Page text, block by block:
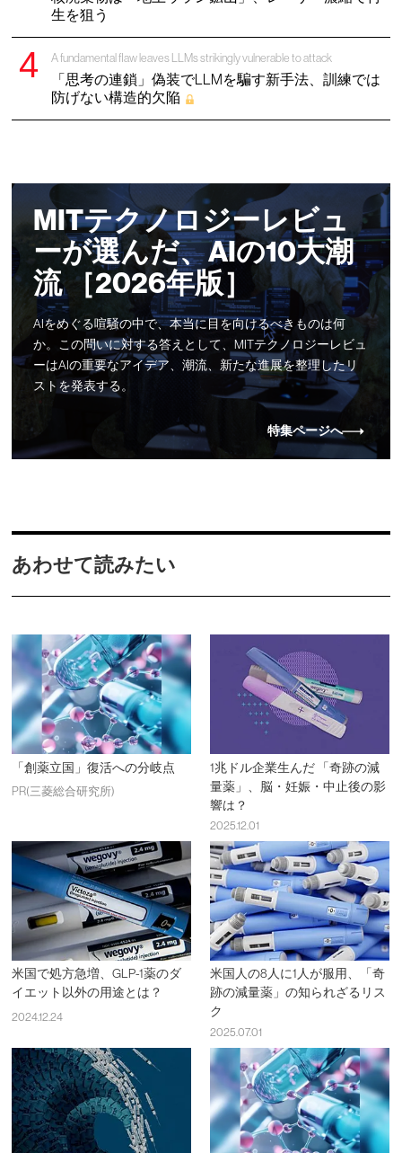
生を狙う
A fundamental flaw leaves LLMs strikingly vulnerable to attack
「思考の連鎖」偽装でLLMを騙す新手法、訓練では
防げない構造的欠陥
MITテクノロジーレビュ
ーが選んだ、AIの10大潮
流 ［2026年版］
AIをめぐる喧騒の中で、本当に目を向けるべきものは何
か。この問いに対する答えとして、MITテクノロジーレビュ
ーはAIの重要なアイデア、潮流、新たな進展を整理したリ
ストを発表する。
特集ページへ
あわせて読みたい
「創薬立国」復活への分岐点
PR(三菱総合研究所)
1兆ドル企業生んだ 「奇跡の減
量薬」、脳・妊娠・中止後の影
響は？
2025.12.01
米国で処方急増、GLP-1薬のダ
イエット以外の用途とは？
2024.12.24
米国人の8人に1人が服用、「奇
跡の減量薬」の知られざるリス
ク
2025.07.01